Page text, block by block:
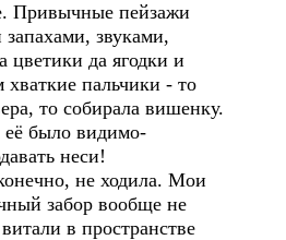
Привычные пейзажи
звуками,
цветики да ягодки и
пальчики - то
то собирала вишенку.
её было видимо-
неси!
не ходила. Мои
забор вообще не
в пространстве